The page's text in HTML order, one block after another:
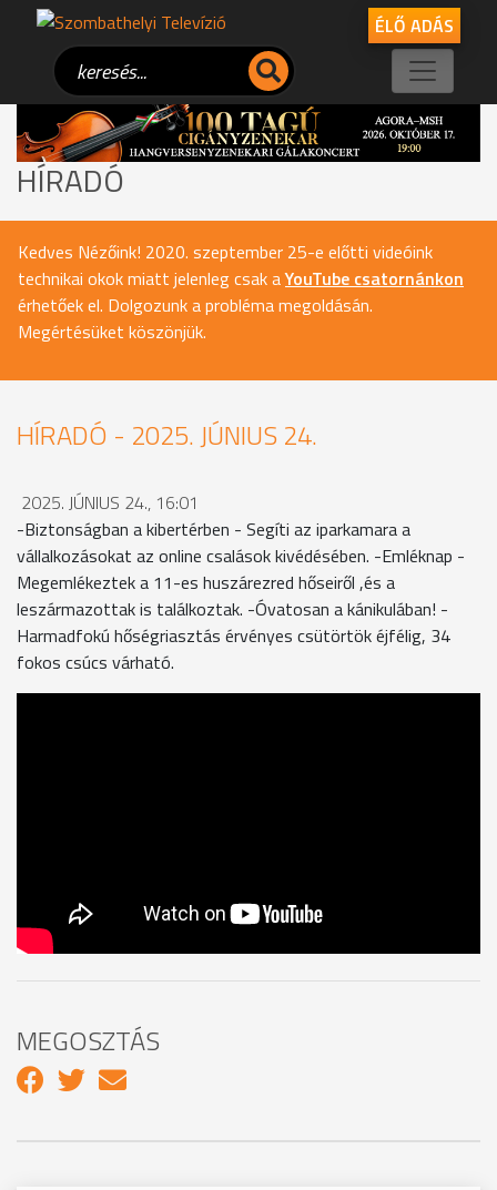
ÉLŐ ADÁS
HÍRADÓ
Kedves Nézőink! 2020. szeptember 25-e előtti videóink
technikai okok miatt jelenleg csak aYouTube csatornánkon
érhetőek el. Dolgozunk a probléma megoldásán.
Megértésüket köszönjük.
HÍRADÓ - 2025. JÚNIUS 24.
2025. JÚNIUS 24., 16:01
-Biztonságban a kibertérben - Segíti az iparkamara a
vállalkozásokat az online csalások kivédésében. -Emléknap -
Megemlékeztek a 11-es huszárezred hőseiről ,és a
leszármazottak is találkoztak. -Óvatosan a kánikulában! -
Harmadfokú hőségriasztás érvényes csütörtök éjfélig, 34
fokos csúcs várható.
MEGOSZTÁS